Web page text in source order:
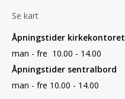
Se kart
Åpningstider kirkekontoret
man - fre 10.00 - 14.00
Åpningstider sentralbord
man - fre 10.00 - 14.00